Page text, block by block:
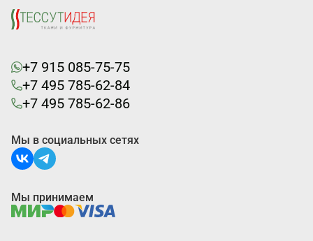
+7 915 085-75-75
+7 495 785-62-84
+7 495 785-62-86
Мы в социальных сетях
Мы принимаем